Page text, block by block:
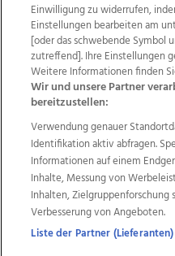
Wir über uns
Datenschutz
AGB Website
Weitere Angebote
TV1 di-mog-i.at
Life Radio
OÖN Karriere
OÖN
Regionaljobs
Einwilligung zu widerrufen,
Einstellungen bearbeiten am
[oder das schwebende Symbol
zutreffend]. Ihre Einstellungen
Weitere Informationen finden
Wir und unsere Partner
bereitzustellen:
Verwendung genauer
Identifikation aktiv abfragen.
Informationen auf einem
Inhalte, Messung von
Inhalten,
Verbesserung von Angeboten.
Liste der Partner (Lieferanten)